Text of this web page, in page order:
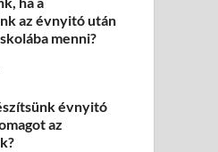
az évnyitó után
menni?
évnyitó
az